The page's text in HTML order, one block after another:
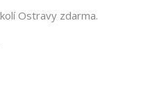
Ostravy zdarma.